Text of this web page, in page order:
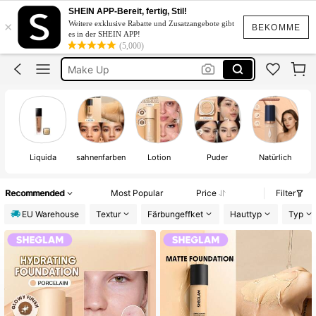
BEKOMME
×
SHEIN APP-Bereit, fertig, Stil!
Weitere exklusive Rabatte und Zusatzangebote gibt
es in der SHEIN APP!
(5,000)
Foundation
Sheglam
Make Up
Foundaiton
Foundation
Liquida sahnenfarben Lotion Puder Natürlich
Recommended Most Popular Price
Filter
EU Warehouse
Textur Färbungeffket Hauttyp Typ